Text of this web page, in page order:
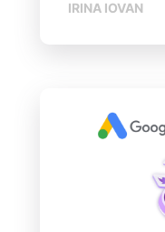
IRINA IOVAN